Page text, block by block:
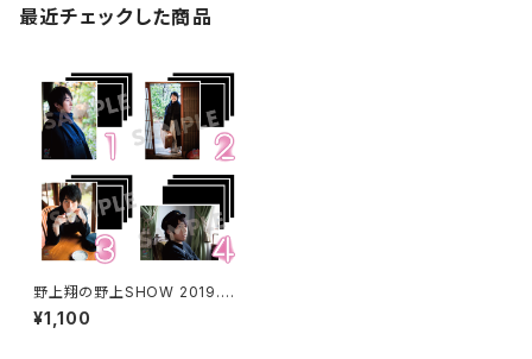
最近チェックした商品
野上翔の野上SHOW 2019.03
ブロマイド ※ランダム販売
¥1,100